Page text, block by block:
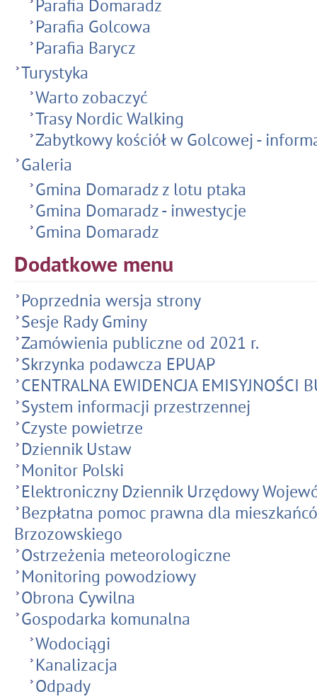
Parafia Domaradz
Parafia Golcowa
Parafia Barycz
Turystyka
Warto zobaczyć
Trasy Nordic Walking
Zabytkowy kościół w Golcowej -
Galeria
Gmina Domaradz z lotu ptaka
Gmina Domaradz - inwestycje
Gmina Domaradz
Dodatkowe menu
Poprzednia wersja strony
Sesje Rady Gminy
Zamówienia publiczne od 2021 r.
Skrzynka podawcza EPUAP
CENTRALNA EWIDENCJA EMISYJNOŚCI
System informacji przestrzennej
Czyste powietrze
Dziennik Ustaw
Monitor Polski
Elektroniczny Dziennik Urzędowy
Bezpłatna pomoc prawna dla
Brzozowskiego
Ostrzeżenia meteorologiczne
Monitoring powodziowy
Obrona Cywilna
Gospodarka komunalna
Wodociągi
Kanalizacja
Odpady